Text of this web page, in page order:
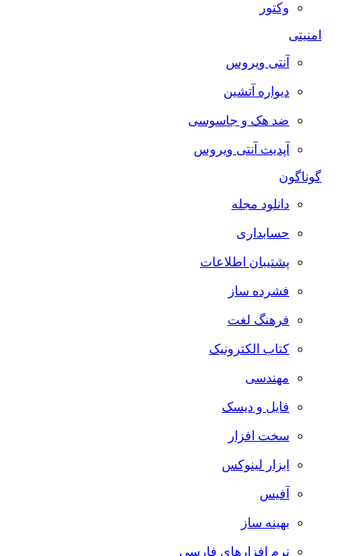
وکتور
امنیتی
آنتی ویروس
دیواره آتشین
ضد هک و جاسوسی
آپدیت آنتی ویروس
گوناگون
دانلود مجله
حسابداری
پشتیبان اطلاعات
فشرده ساز
فرهنگ لغت
کتاب الکترونیک
مهندسی
فایل و دیسک
سخت افزار
ابزار لینوکس
آفیس
بهینه ساز
نرم افزارهای فارسی